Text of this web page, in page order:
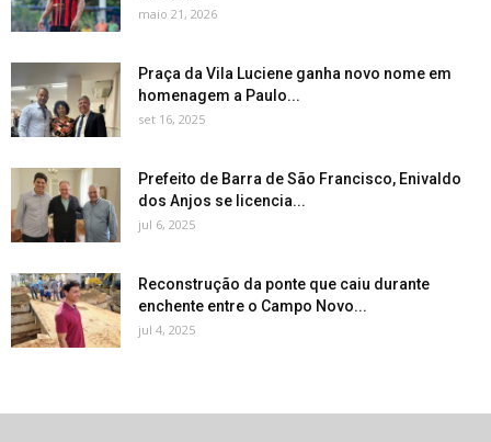
maio 21, 2026
Praça da Vila Luciene ganha novo nome em
homenagem a Paulo...
set 16, 2025
Prefeito de Barra de São Francisco, Enivaldo
dos Anjos se licencia...
jul 6, 2025
Reconstrução da ponte que caiu durante
enchente entre o Campo Novo...
jul 4, 2025